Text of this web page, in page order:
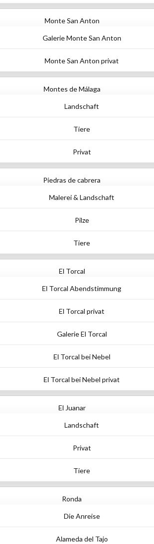
Monte San Anton
Galerie Monte San Anton
Monte San Anton privat
Montes de Málaga
Landschaft
Tiere
Privat
Piedras de cabrera
Malerei & Landschaft
Pilze
Tiere
El Torcal
El Torcal Abendstimmung
El Torcal privat
Galerie El Torcal
El Torcal bei Nebel
El Torcal bei Nebel privat
El Juanar
Landschaft
Privat
Tiere
Ronda
Die Anreise
Alameda del Tajo